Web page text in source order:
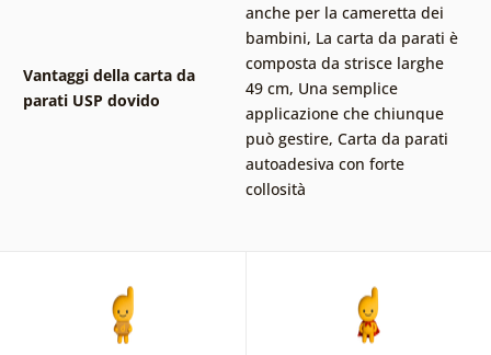
Vantaggi della carta da
parati USP dovido
anche per la cameretta dei
bambini, La carta da parati è
composta da strisce larghe
49 cm, Una semplice
applicazione che chiunque
può gestire, Carta da parati
autoadesiva con forte
collosità